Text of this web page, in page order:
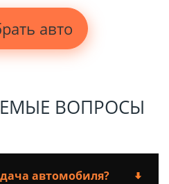
авто
ВОПРОСЫ
автомобиля?